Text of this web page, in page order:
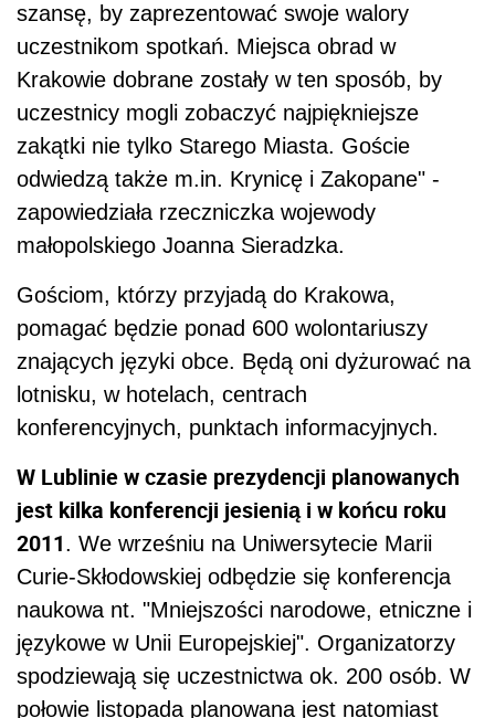
szansę, by zaprezentować swoje walory
uczestnikom spotkań. Miejsca obrad w
Krakowie dobrane zostały w ten sposób, by
uczestnicy mogli zobaczyć najpiękniejsze
zakątki nie tylko Starego Miasta. Goście
odwiedzą także m.in. Krynicę i Zakopane" -
zapowiedziała rzeczniczka wojewody
małopolskiego Joanna Sieradzka.
Gościom, którzy przyjadą do Krakowa,
pomagać będzie ponad 600 wolontariuszy
znających języki obce. Będą oni dyżurować na
lotnisku, w hotelach, centrach
konferencyjnych, punktach informacyjnych.
W Lublinie w czasie prezydencji planowanych
jest kilka konferencji jesienią i w końcu roku
2011. We wrześniu na Uniwersytecie Marii
Curie-Skłodowskiej odbędzie się konferencja
naukowa nt. "Mniejszości narodowe, etniczne i
językowe w Unii Europejskiej". Organizatorzy
spodziewają się uczestnictwa ok. 200 osób. W
połowie listopada planowana jest natomiast